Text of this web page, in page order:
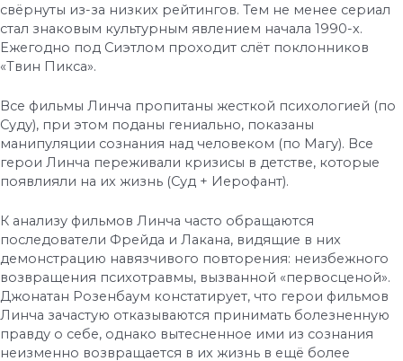
свёрнуты из-за низких рейтингов. Тем не менее сериал
стал знаковым культурным явлением начала 1990-х.
Ежегодно под Сиэтлом проходит слёт поклонников
«Твин Пикса».
Все фильмы Линча пропитаны жесткой психологией (по
Суду), при этом поданы гениально, показаны
манипуляции сознания над человеком (по Магу). Все
герои Линча переживали кризисы в детстве, которые
появлияли на их жизнь (Суд + Иерофант).
К анализу фильмов Линча часто обращаются
последователи Фрейда и Лакана, видящие в них
демонстрацию навязчивого повторения: неизбежного
возвращения психотравмы, вызванной «первосценой».
Джонатан Розенбаум констатирует, что герои фильмов
Линча зачастую отказываются принимать болезненную
правду о себе, однако вытесненное ими из сознания
неизменно возвращается в их жизнь в ещё более